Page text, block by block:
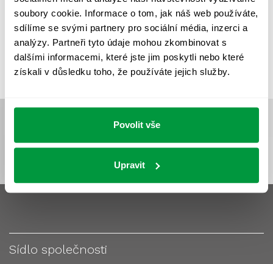
soubory cookie. Informace o tom, jak náš web používáte,
sdílíme se svými partnery pro sociální média, inzerci a
analýzy. Partneři tyto údaje mohou zkombinovat s
dalšími informacemi, které jste jim poskytli nebo které
získali v důsledku toho, že používáte jejich služby.
Povolit vše
Upravit
VÝPOČTY A NÁVRHY
ZKOUŠKY NOUZOVÉHO OSVĚTLENÍ
Sídlo společnosti